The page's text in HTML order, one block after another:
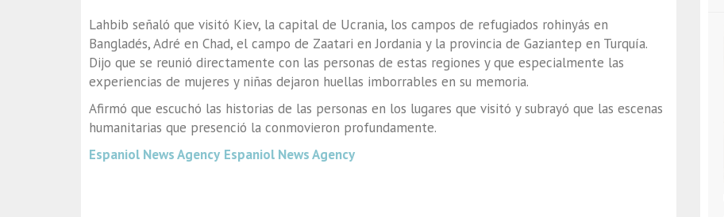
Lahbib señaló que visitó Kiev, la capital de Ucrania, los campos de refugiados rohinyás en
Bangladés, Adré en Chad, el campo de Zaatari en Jordania y la provincia de Gaziantep en Turquía.
Dijo que se reunió directamente con las personas de estas regiones y que especialmente las
experiencias de mujeres y niñas dejaron huellas imborrables en su memoria.
Afirmó que escuchó las historias de las personas en los lugares que visitó y subrayó que las escenas
humanitarias que presenció la conmovieron profundamente.
Espaniol News Agency Espaniol News Agency